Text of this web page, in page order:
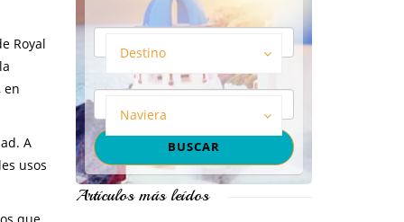
Royal
en
A
usos
Destino
Naviera
Artículos más leídos